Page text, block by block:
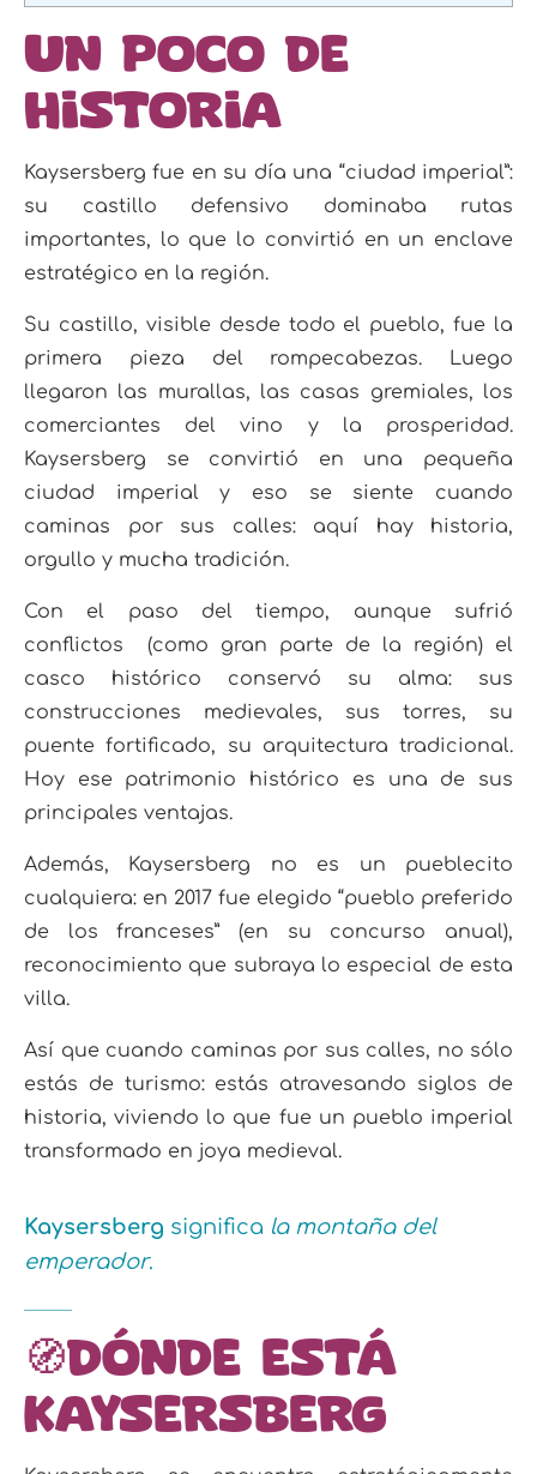
Un poco de
historia
Kaysersberg fue en su día una “ciudad imperial”:
su castillo defensivo dominaba rutas
importantes, lo que lo convirtió en un enclave
estratégico en la región.
Su castillo, visible desde todo el pueblo, fue la
primera pieza del rompecabezas. Luego
llegaron las murallas, las casas gremiales, los
comerciantes del vino y la prosperidad.
Kaysersberg se convirtió en una pequeña
ciudad imperial y eso se siente cuando
caminas por sus calles: aquí hay historia,
orgullo y mucha tradición.
Con el paso del tiempo, aunque sufrió
conflictos (como gran parte de la región) el
casco histórico conservó su alma: sus
construcciones medievales, sus torres, su
puente fortificado, su arquitectura tradicional.
Hoy ese patrimonio histórico es una de sus
principales ventajas.
Además, Kaysersberg no es un pueblecito
cualquiera: en 2017 fue elegido “pueblo preferido
de los franceses” (en su concurso anual),
reconocimiento que subraya lo especial de esta
villa.
Así que cuando caminas por sus calles, no sólo
estás de turismo: estás atravesando siglos de
historia, viviendo lo que fue un pueblo imperial
transformado en joya medieval.
Kaysersberg significa la montaña del
emperador.
🧭Dónde está
Kaysersberg